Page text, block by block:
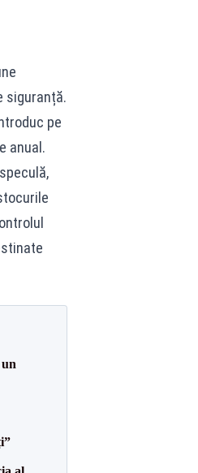
siguranță.
pe
anual.